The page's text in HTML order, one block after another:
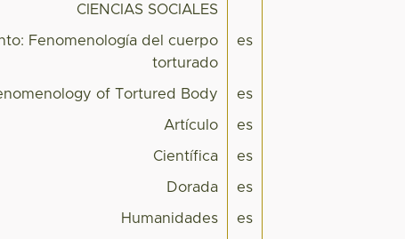
CIENCIAS SOCIALES
Fenomenología del cuerpo
torturado
es
of Tortured Body es
Artículo es
Científica es
Dorada es
Humanidades es